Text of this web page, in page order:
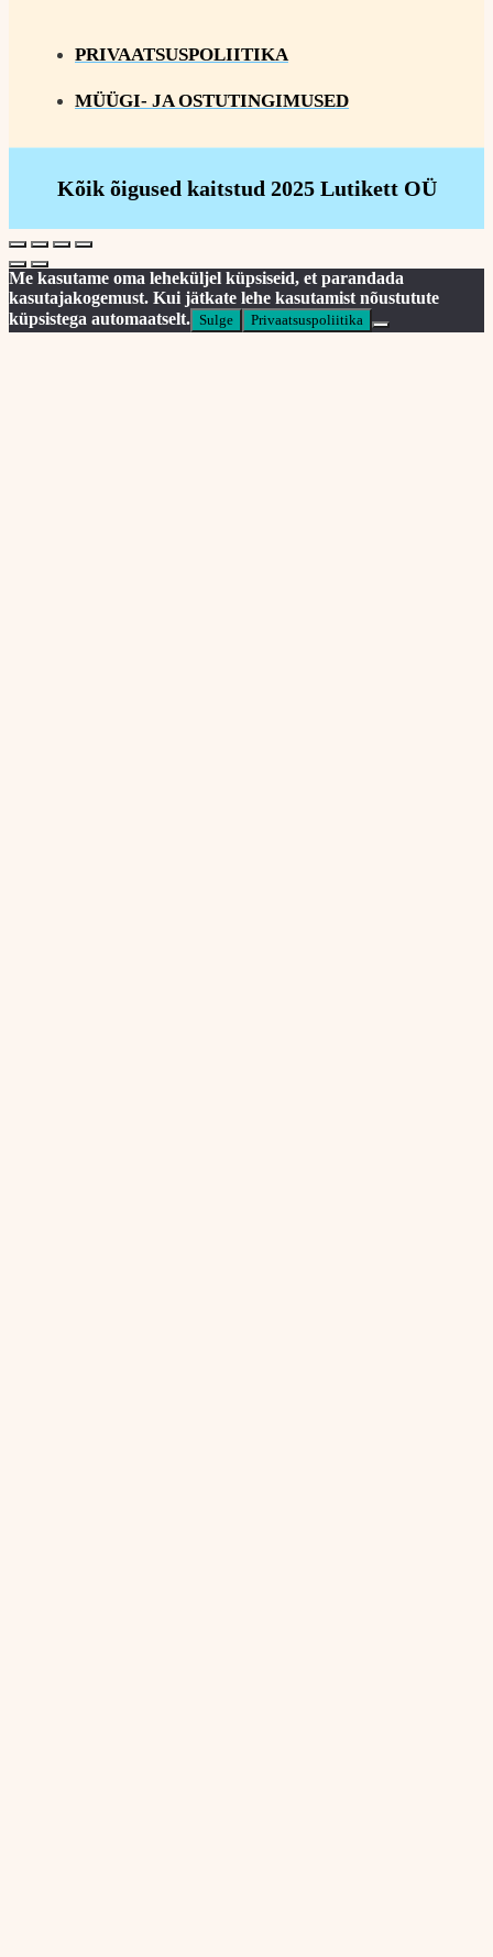
PRIVAATSUSPOLIITIKA
MÜÜGI- JA OSTUTINGIMUSED
Kõik õigused kaitstud 2025 Lutikett OÜ
Me kasutame oma leheküljel küpsiseid, et parandada
kasutajakogemust. Kui jätkate lehe kasutamist nõustutute
küpsistega automaatselt. Sulge Privaatsuspoliitika